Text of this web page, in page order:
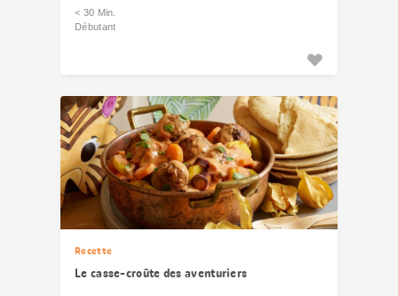
< 30 Min.
Débutant
Recette
Le casse-croûte des aventuriers